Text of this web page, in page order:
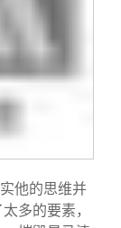
他的思维并
多的要素，